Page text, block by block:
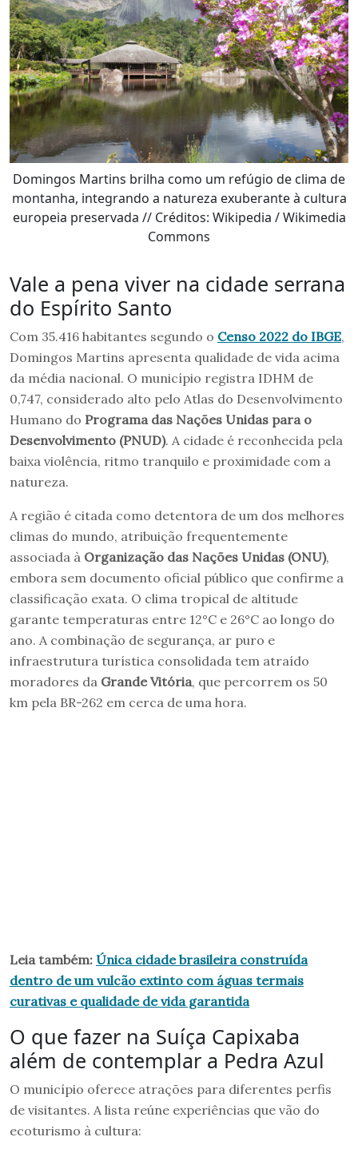
Domingos Martins brilha como um refúgio de clima de
montanha, integrando a natureza exuberante à cultura
europeia preservada // Créditos: Wikipedia / Wikimedia
Commons
Vale a pena viver na cidade serrana
do Espírito Santo
Com 35.416 habitantes segundo o Censo 2022 do IBGE,
Domingos Martins apresenta qualidade de vida acima
da média nacional. O município registra IDHM de
0,747, considerado alto pelo Atlas do Desenvolvimento
Humano do Programa das Nações Unidas para o
Desenvolvimento (PNUD). A cidade é reconhecida pela
baixa violência, ritmo tranquilo e proximidade com a
natureza.
A região é citada como detentora de um dos melhores
climas do mundo, atribuição frequentemente
associada à Organização das Nações Unidas (ONU),
embora sem documento oficial público que confirme a
classificação exata. O clima tropical de altitude
garante temperaturas entre 12°C e 26°C ao longo do
ano. A combinação de segurança, ar puro e
infraestrutura turística consolidada tem atraído
moradores da Grande Vitória, que percorrem os 50
km pela BR-262 em cerca de uma hora.
Leia também: Única cidade brasileira construída
dentro de um vulcão extinto com águas termais
curativas e qualidade de vida garantida
O que fazer na Suíça Capixaba
além de contemplar a Pedra Azul
O município oferece atrações para diferentes perfis
de visitantes. A lista reúne experiências que vão do
ecoturismo à cultura: